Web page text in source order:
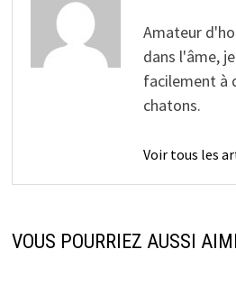
Amateur
dans l'âme,
facilement à
chatons.
Voir tous les
VOUS POURRIEZ AUSSI